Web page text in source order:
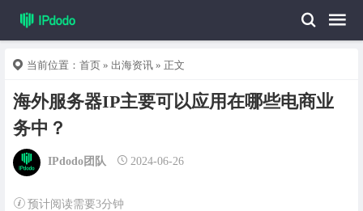
当前位置： 首页 » 出海资讯 » 正文
海外服务器IP主要可以应用在哪些电商业
务中？
IPdodo团队 2024-06-26
预计阅读需要3分钟